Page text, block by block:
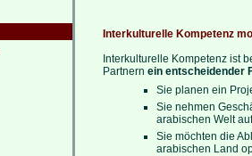
Interkulturelle Kompetenz
Interkulturelle Kompetenz ist
Partnern ein entscheidender
Sie planen ein
Sie nehmen
arabischen Welt
Sie möchten die
arabischen Land